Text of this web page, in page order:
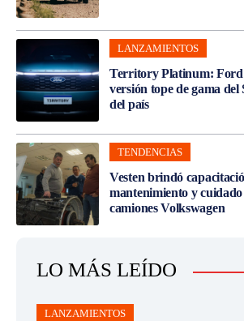
LANZAMIENTOS
Territory Platinum: Ford
versión tope de gama
del país
TENDENCIAS
Vesten brindó
mantenimiento y
camiones Volkswagen
LO MÁS LEÍDO
LANZAMIENTOS